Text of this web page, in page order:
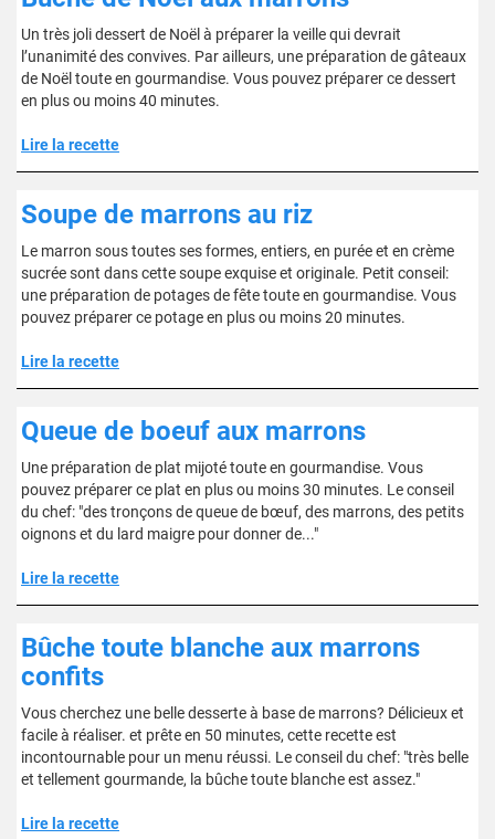
Un très joli dessert de Noël à préparer la veille qui devrait
l’unanimité des convives. Par ailleurs, une préparation de gâteaux
de Noël toute en gourmandise. Vous pouvez préparer ce dessert
en plus ou moins 40 minutes.
Lire la recette
Soupe de marrons au riz
Le marron sous toutes ses formes, entiers, en purée et en crème
sucrée sont dans cette soupe exquise et originale. Petit conseil:
une préparation de potages de fête toute en gourmandise. Vous
pouvez préparer ce potage en plus ou moins 20 minutes.
Lire la recette
Queue de boeuf aux marrons
Une préparation de plat mijoté toute en gourmandise. Vous
pouvez préparer ce plat en plus ou moins 30 minutes. Le conseil
du chef: "des tronçons de queue de bœuf, des marrons, des petits
oignons et du lard maigre pour donner de..."
Lire la recette
Bûche toute blanche aux marrons
confits
Vous cherchez une belle desserte à base de marrons? Délicieux et
facile à réaliser. et prête en 50 minutes, cette recette est
incontournable pour un menu réussi. Le conseil du chef: "très belle
et tellement gourmande, la bûche toute blanche est assez."
Lire la recette